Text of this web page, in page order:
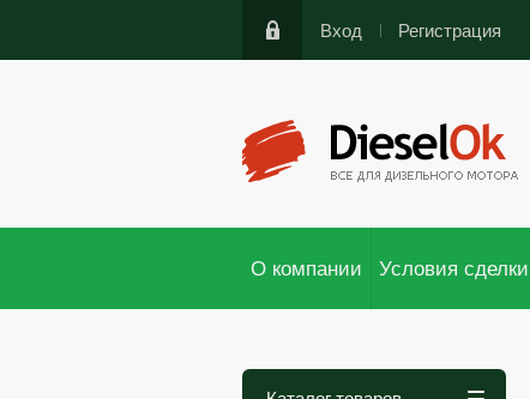
Вход Регистрация
О компании Условия сделки